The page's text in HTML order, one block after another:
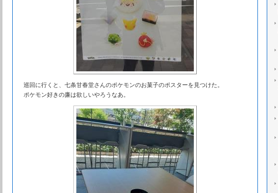
巡回に行くと、七条甘春堂さんのポケモンのお菓子のポスターを見つけた。
ポケモン好きの廉は欲しいやろうなあ。